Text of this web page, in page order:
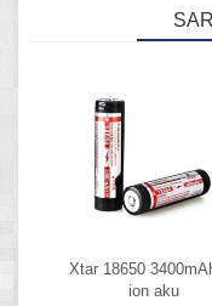
Xtar 18650
ion aku